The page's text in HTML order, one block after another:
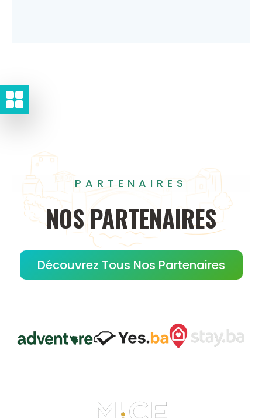
PARTENAIRES
NOS PARTENAIRES
Découvrez Tous Nos Partenaires